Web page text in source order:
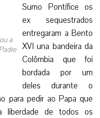
a
Sumo Pontífice os
ex sequestrados
entregaram a Bento
XVI una bandeira da
Colômbia que foi
bordada por um
deles durante o
para pedir ao Papa que
liberdade de todos os